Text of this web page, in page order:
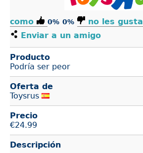
como 0% 0% no les gusta
Enviar a un amigo
Producto
Podría ser peor
Oferta de
Toysrus
Precio
€24.99
Descripción